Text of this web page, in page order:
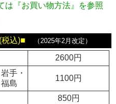
は『お買い物方法』を参照
込)■ （2025年2月改定）
2600円
手・
島
1100円
850円